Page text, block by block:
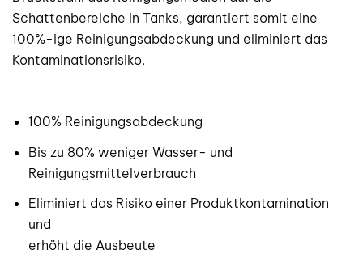
Schattenbereiche in Tanks, garantiert somit eine
100%-ige Reinigungsabdeckung und eliminiert das
Kontaminationsrisiko.
100% Reinigungsabdeckung
Bis zu 80% weniger Wasser- und
Reinigungsmittelverbrauch
Eliminiert das Risiko einer Produktkontamination
und
erhöht die Ausbeute